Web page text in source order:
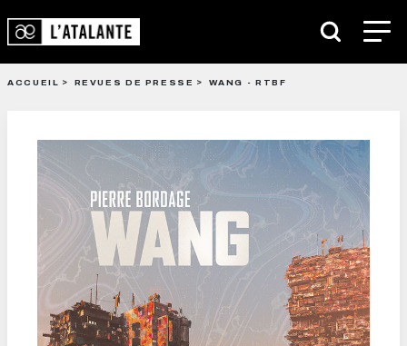
ACCUEIL REVUES DE PRESSE WANG - RTBF